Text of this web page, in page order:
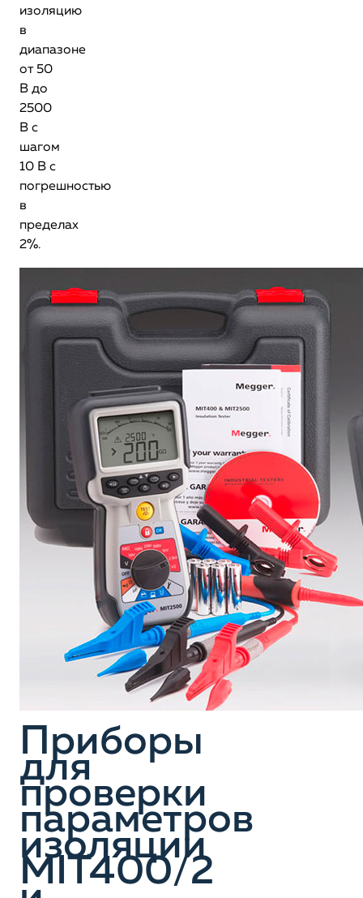
изоляцию
в
диапазоне
от 50
В до
2500
В с
шагом
10 В с
погрешностью
в
пределах
2%.
Приборы
для
проверки
параметров
изоляции
MIT400/2